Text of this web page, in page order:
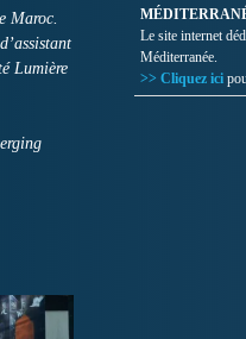
Maroc.
Lumière
Le site internet
Méditerranée.
>> Cliquez ici